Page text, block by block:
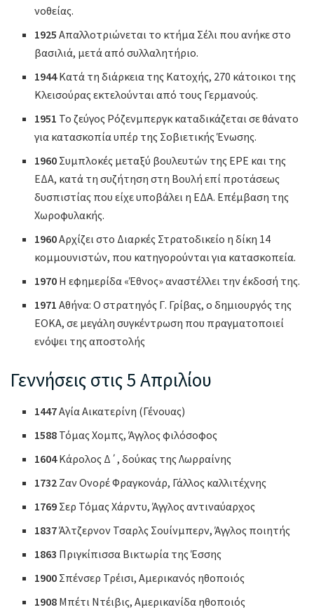
νοθείας.
1925Απαλλοτριώνεται το κτήμα Σέλι που ανήκε στο
βασιλιά, μετά από συλλαλητήριο.
1944Κατά τη διάρκεια της Κατοχής, 270 κάτοικοι της
Κλεισούρας εκτελούνται από τους Γερμανούς.
1951 Το ζεύγος Ρόζενμπεργκ καταδικάζεται σε θάνατο
για κατασκοπία υπέρ της Σοβιετικής Ένωσης.
1960 Συμπλοκές μεταξύ βουλευτών της ΕΡΕ και της
ΕΔΑ, κατά τη συζήτηση στη Βουλή επί προτάσεως
δυσπιστίας που είχε υποβάλει η ΕΔΑ. Επέμβαση της
Χωροφυλακής.
1960Αρχίζει στο Διαρκές Στρατοδικείο η δίκη 14
κομμουνιστών, που κατηγορούνται για κατασκοπεία.
1970 Η εφημερίδα «Έθνος» αναστέλλει την έκδοσή της.
1971Αθήνα: Ο στρατηγός Γ. Γρίβας, ο δημιουργός της
ΕΟΚΑ, σε μεγάλη συγκέντρωση που πραγματοποιεί
ενόψει της αποστολής
Γεννήσεις στις 5 Απριλίου
1447Αγία Αικατερίνη (Γένουας)
1588 Τόμας Χομπς, Άγγλος φιλόσοφος
1604Κάρολος Δ΄, δούκας της Λωρραίνης
1732 Ζαν Ονορέ Φραγκονάρ, Γάλλος καλλιτέχνης
1769 Σερ Τόμας Χάρντυ, Άγγλος αντιναύαρχος
1837Άλτζερνον Τσαρλς Σουίνμπερν, Άγγλος ποιητής
1863 Πριγκίπισσα Βικτωρία της Έσσης
1900 Σπένσερ Τρέισι, Αμερικανός ηθοποιός
1908 Μπέτι Ντέιβις, Αμερικανίδα ηθοποιός